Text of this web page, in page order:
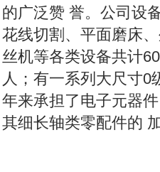
的广泛赞 誉。公司设
花线切割、平面磨床
丝机等各类设备共计
人；有一系列大尺寸0
年来承担了电子元器
其细长轴类零配件的